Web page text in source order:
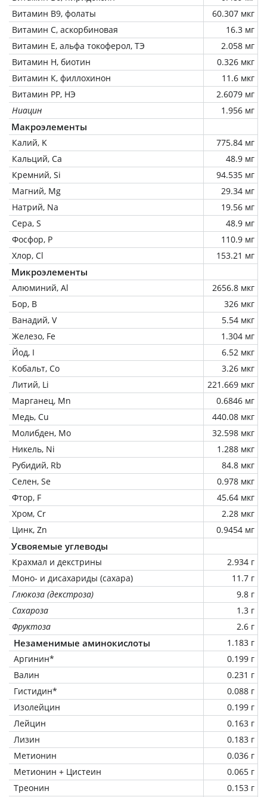
Витамин В9, фолаты
60.307 мкг
Витамин C, аскорбиновая
16.3 мг
Витамин Е, альфа токоферол, ТЭ
2.058 мг
Витамин Н, биотин
0.326 мкг
Витамин К, филлохинон
11.6 мкг
Витамин РР, НЭ
2.6079 мг
Ниацин
1.956 мг
Макроэлементы
Калий, K
775.84 мг
Кальций, Ca
48.9 мг
Кремний, Si
94.535 мг
Магний, Mg
29.34 мг
Натрий, Na
19.56 мг
Сера, S
48.9 мг
Фосфор, P
110.9 мг
Хлор, Cl
153.21 мг
Микроэлементы
Алюминий, Al
2656.8 мкг
Бор, B
326 мкг
Ванадий, V
5.54 мкг
Железо, Fe
1.304 мг
Йод, I
6.52 мкг
Кобальт, Co
3.26 мкг
Литий, Li
221.669 мкг
Марганец, Mn
0.6846 мг
Медь, Cu
440.08 мкг
Молибден, Mo
32.598 мкг
Никель, Ni
1.288 мкг
Рубидий, Rb
84.8 мкг
Селен, Se
0.978 мкг
Фтор, F
45.64 мкг
Хром, Cr
2.28 мкг
Цинк, Zn
0.9454 мг
Усвояемые углеводы
Крахмал и декстрины
2.934 г
Моно- и дисахариды (сахара)
11.7 г
Глюкоза (декстроза)
9.8 г
Сахароза
1.3 г
Фруктоза
2.6 г
Незаменимые аминокислоты
1.183 г
Аргинин*
0.199 г
Валин
0.231 г
Гистидин*
0.088 г
Изолейцин
0.199 г
Лейцин
0.163 г
Лизин
0.183 г
Метионин
0.036 г
Метионин + Цистеин
0.065 г
Треонин
0.153 г